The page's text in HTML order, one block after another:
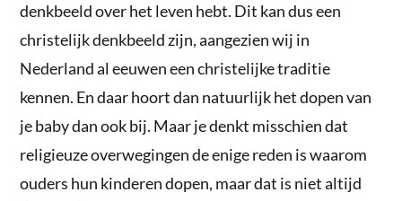
denkbeeld over het leven hebt. Dit kan dus een
christelijk denkbeeld zijn, aangezien wij in
Nederland al eeuwen een christelijke traditie
kennen. En daar hoort dan natuurlijk het dopen van
je baby dan ook bij. Maar je denkt misschien dat
religieuze overwegingen de enige reden is waarom
ouders hun kinderen dopen, maar dat is niet altijd